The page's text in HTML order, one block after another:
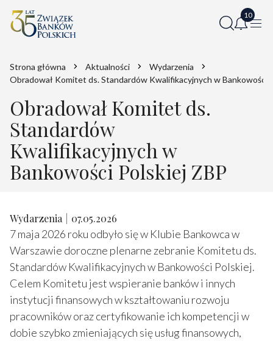
Strona główna Aktualności
Wydarzenia
Obradował Komitet ds. Standardów Kwalifikacyjnych w Bankowości
Obradował Komitet ds.
Standardów
Kwalifikacyjnych w
Bankowości Polskiej ZBP
Wydarzenia 07.05.2026
7 maja 2026 roku odbyło się w Klubie Bankowca w
Warszawie doroczne plenarne zebranie Komitetu ds.
Standardów Kwalifikacyjnych w Bankowości Polskiej.
Celem Komitetu jest wspieranie banków i innych
instytucji finansowych w kształtowaniu rozwoju
pracowników oraz certyfikowanie ich kompetencji w
dobie szybko zmieniających się usług finansowych,